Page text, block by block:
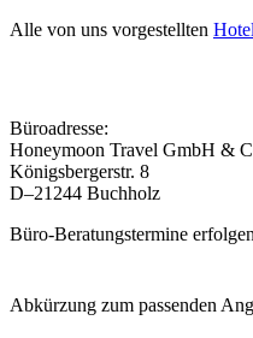
Alle von uns vorgestellten
Büroadresse:
Honeymoon Travel GmbH &
Königsbergerstr. 8
D–21244 Buchholz
Büro-Beratungstermine
Abkürzung zum passenden